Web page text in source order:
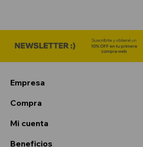
Empresa
Compra
Mi cuenta
Beneficios